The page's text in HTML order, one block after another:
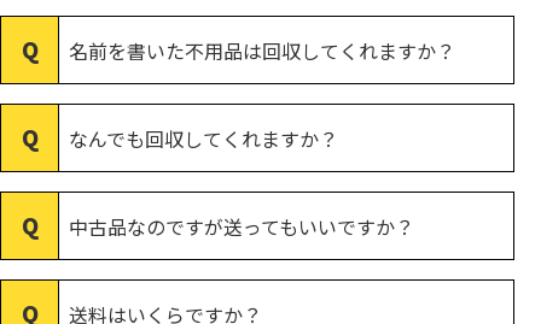
名前を書いた不用品は回収してくれますか？
なんでも回収してくれますか？
中古品なのですが送ってもいいですか？
送料はいくらですか？